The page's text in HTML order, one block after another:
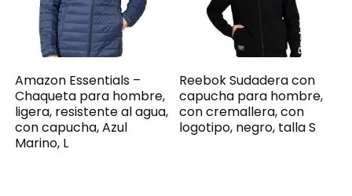
Amazon Essentials –
Chaqueta para hombre,
ligera, resistente al agua,
con capucha, Azul
Marino, L
Reebok Sudadera con
capucha para hombre,
con cremallera, con
logotipo, negro, talla S